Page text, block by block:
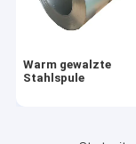
Edelstahlblech
Warm gewalzte
Stahlspule